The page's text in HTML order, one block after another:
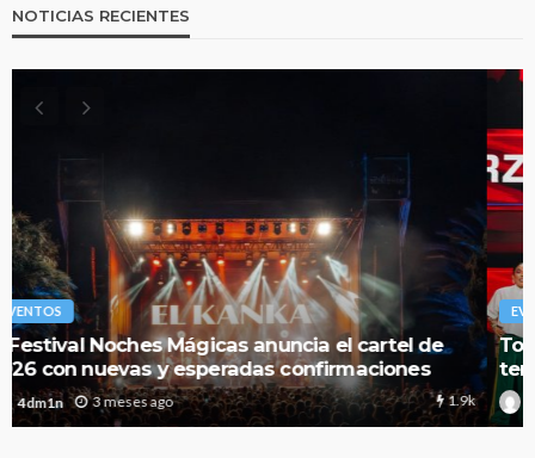
NOTICIAS RECIENTES
EVENTOS
Todo lo que debes saber sobre la nueva
temporada 2026 de Red Bull Dance Your Style
4dm1n 3 meses ago 360